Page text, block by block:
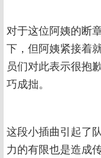
对于这位阿姨的断
下，但阿姨紧接着
员们对此表示很抱
巧成拙。
这段小插曲引起了
力的有限也是造成